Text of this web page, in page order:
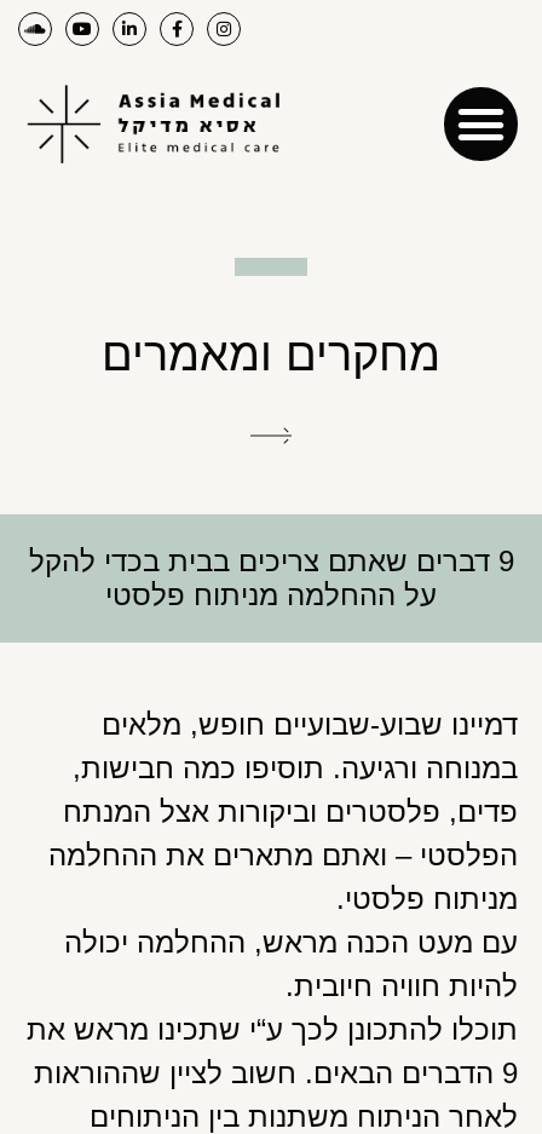
מחקרים ומאמרים
9 דברים שאתם צריכים בבית בכדי להקל
על ההחלמה מניתוח פלסטי
דמיינו שבוע-שבועיים חופש, מלאים
במנוחה ורגיעה. תוסיפו כמה חבישות,
פדים, פלסטרים וביקורות אצל המנתח
הפלסטי – ואתם מתארים את ההחלמה
מניתוח פלסטי.
עם מעט הכנה מראש, ההחלמה יכולה
להיות חוויה חיובית.
תוכלו להתכונן לכך ע“י שתכינו מראש את
9 הדברים הבאים. חשוב לציין שההוראות
לאחר הניתוח משתנות בין הניתוחים